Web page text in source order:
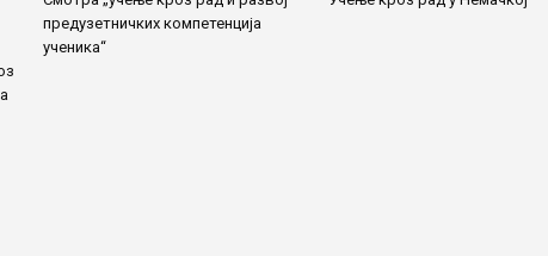
предузетничких компетенција
ученика“